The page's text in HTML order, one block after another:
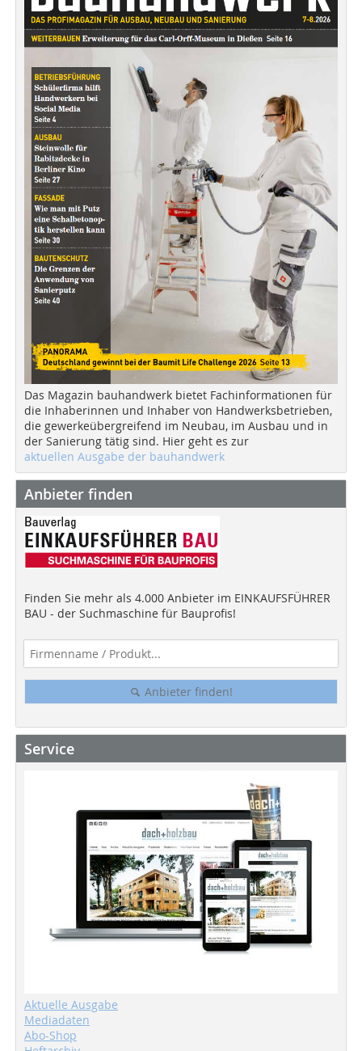
Das Magazin bauhandwerk bietet Fachinformationen für
die Inhaberinnen und Inhaber von Handwerksbetrieben,
die gewerkeübergreifend im Neubau, im Ausbau und in
der Sanierung tätig sind. Hier geht es zur
aktuellen Ausgabe der bauhandwerk
Anbieter finden
Finden Sie mehr als 4.000 Anbieter im EINKAUFSFÜHRER
BAU - der Suchmaschine für Bauprofis!
Anbieter finden!
Service
Aktuelle Ausgabe
Mediadaten
Abo-Shop